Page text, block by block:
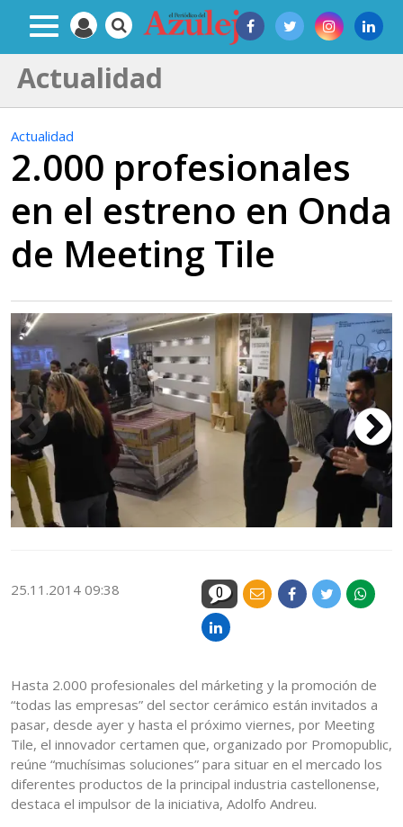
Actualidad
Actualidad
2.000 profesionales
en el estreno en Onda
de Meeting Tile
25.11.2014 09:38 0
Hasta 2.000 profesionales del márketing y la promoción de
“todas las empresas” del sector cerámico están invitados a
pasar, desde ayer y hasta el próximo viernes, por Meeting
Tile, el innovador certamen que, organizado por Promopublic,
reúne “muchísimas soluciones” para situar en el mercado los
diferentes productos de la principal industria castellonense,
destaca el impulsor de la iniciativa, Adolfo Andreu.